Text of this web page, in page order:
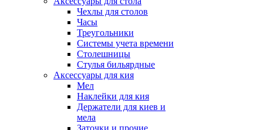
Чехлы для столов
Часы
Треугольники
Системы учета времени
Столешницы
Стулья бильярдные
Аксессуары для кия
Мел
Наклейки для кия
Держатели для киев и
мела
Заточки и прочие